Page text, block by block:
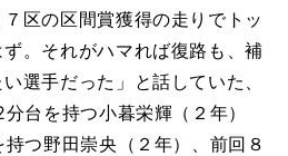
区の区間賞獲得の走りでトッ
。それがハマれば復路も、補
選手だった」と話していた、
台を持つ小暮栄輝（２年）
つ野田崇央（２年）、前回８